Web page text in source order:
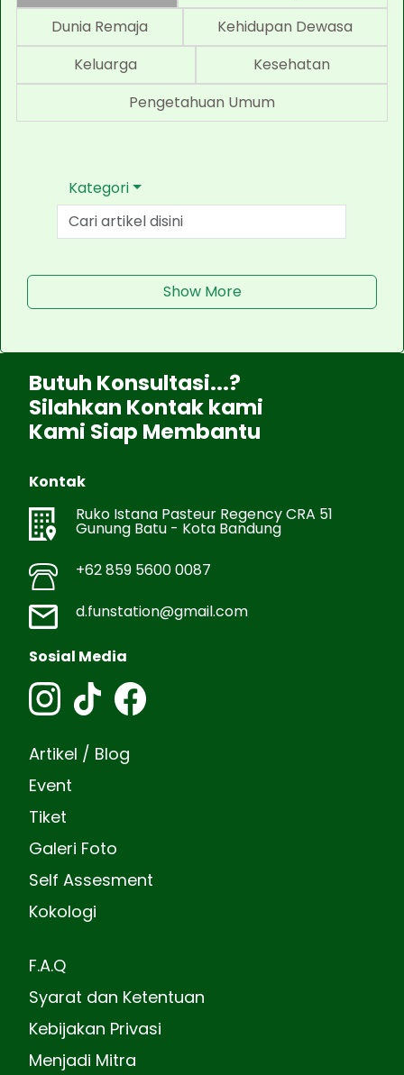
Dunia Remaja
Kehidupan Dewasa
Keluarga
Kesehatan
Pengetahuan Umum
Kategori
Show More
Butuh Konsultasi...?
Silahkan Kontak kami
Kami Siap Membantu
Kontak
Ruko Istana Pasteur Regency CRA 51
Gunung Batu - Kota Bandung
+62 859 5600 0087
d.funstation@gmail.com
Sosial Media
Artikel / Blog
Event
Tiket
Galeri Foto
Self Assesment
Kokologi
F.A.Q
Syarat dan Ketentuan
Kebijakan Privasi
Menjadi Mitra